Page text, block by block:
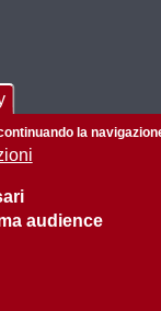
la
audience